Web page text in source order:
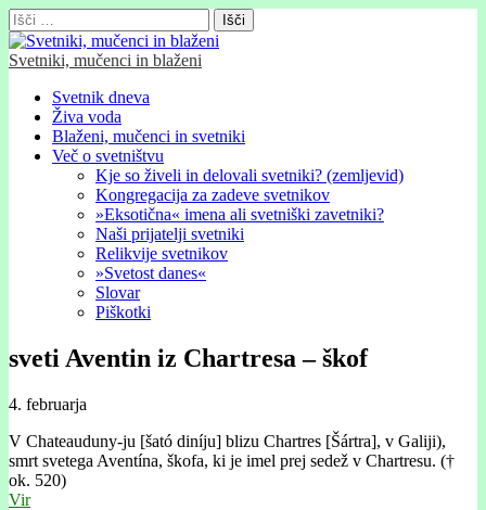
Išči:
Svetniki, mučenci in blaženi
Glavni
meni
Skip
content
Svetnik dneva
Živa voda
Blaženi, mučenci in svetniki
Več o svetništvu
Kje so živeli in delovali svetniki? (zemljevid)
Kongregacija za zadeve svetnikov
»Eksotična« imena ali svetniški zavetniki?
Naši prijatelji svetniki
Relikvije svetnikov
»Svetost danes«
Slovar
Piškotki
sveti Aventin iz Chartresa – škof
4. februarja
V Chateauduny-ju [šató diníju] blizu Chartres [Šártra], v Galiji),
smrt svetega Aventína, škofa, ki je imel prej sedež v Chartresu. (†
ok. 520)
Vir